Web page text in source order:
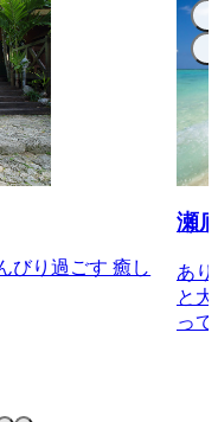
びり過ごす 癒し
瀬
あ
と
っ